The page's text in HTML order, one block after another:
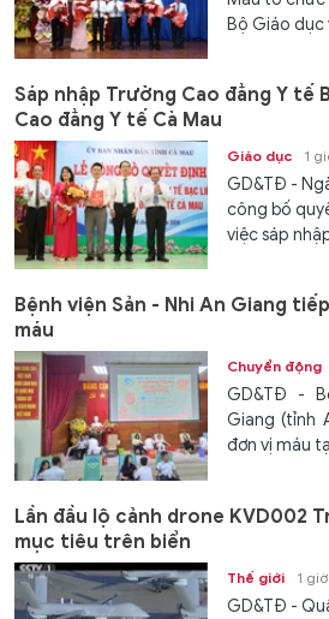
Bộ Giáo
Sáp nhập Trường Cao đẳng Y tế
Cao đẳng Y tế Cà Mau
Giáo dục 1
GD&TĐ -
công bố
việc sáp
Bệnh viện Sản - Nhi An Giang
máu
Chuyển động
GD&TĐ -
Giang (tỉnh
đơn vị máu
Lần đầu lộ cảnh drone KVD002
mục tiêu trên biển
Thế giới 1
GD&TĐ -